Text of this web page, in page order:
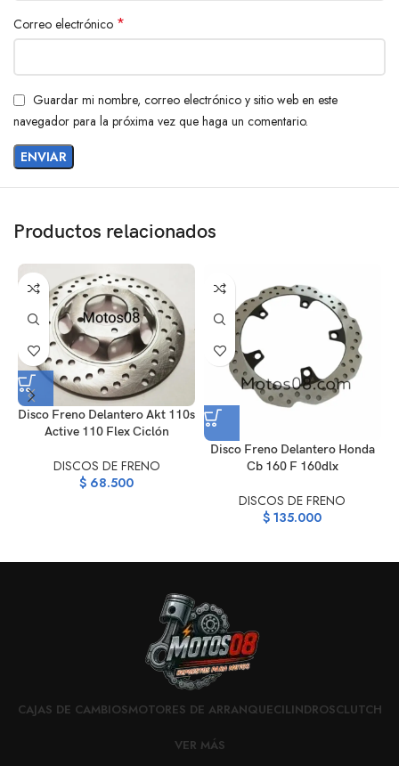
Correo electrónico *
Guardar mi nombre, correo electrónico y sitio web en este
navegador para la próxima vez que haga un comentario.
Productos relacionados
Disco Freno Delantero Akt 110s
Active 110 Flex Ciclón
DISCOS DE FRENO
$ 68.500
Disco Freno Delantero Honda
Cb 160 F 160dlx
DISCOS DE FRENO
$ 135.000
CAJAS DE CAMBIOSMOTORES DE ARRANQUECILINDROSCLUTCH
VER MÁS